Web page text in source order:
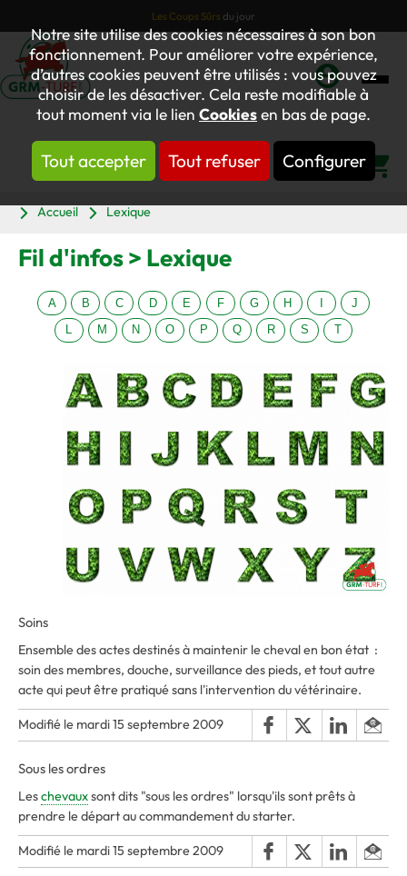
Notre site utilise des cookies nécessaires à son bon
fonctionnement. Pour améliorer votre expérience,
d’autres cookies peuvent être utilisés : vous pouvez
choisir de les désactiver. Cela reste modifiable à
tout moment via le lien Cookiesen bas de page.
Tout accepter Tout refuser Configurer
Les Coups Sûrs du jour
Mon
compte
Accueil
Lexique
Fil d'infos > Lexique
A B C D E F G H
J
L
M N O P Q R S T
Soins
Ensemble des actes destinés à maintenir le cheval en bon état :
soin des membres, douche, surveillance des pieds, et tout autre
acte qui peut être pratiqué sans l'intervention du vétérinaire.
Modifié le mardi 15 septembre 2009
Sous les ordres
Leschevauxsont dits "sous les ordres" lorsqu'ils sont prêts à
prendre le départ au commandement du starter.
Modifié le mardi 15 septembre 2009